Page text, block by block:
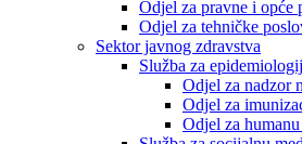
Odjel za pravne i opće
Odjel za tehničke
Sektor javnog zdravstva
Služba za
Odjel za nadzor
Odjel za
Odjel za